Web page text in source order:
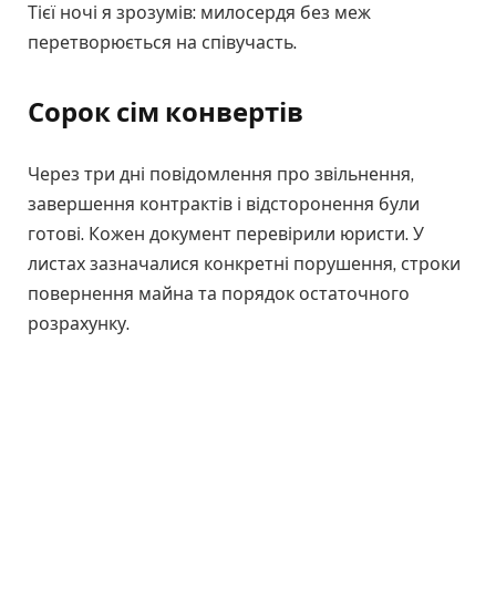
Тієї ночі я зрозумів: милосердя без меж
перетворюється на співучасть.
Сорок сім конвертів
Через три дні повідомлення про звільнення,
завершення контрактів і відсторонення були
готові. Кожен документ перевірили юристи. У
листах зазначалися конкретні порушення, строки
повернення майна та порядок остаточного
розрахунку.